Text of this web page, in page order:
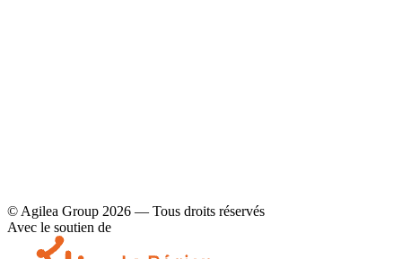
© Agilea Group 2026 — Tous droits réservés
Avec le soutien de